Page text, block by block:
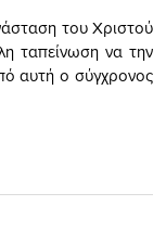
του Χριστού
ταπείνωση να την
αυτή ο σύγχρονος